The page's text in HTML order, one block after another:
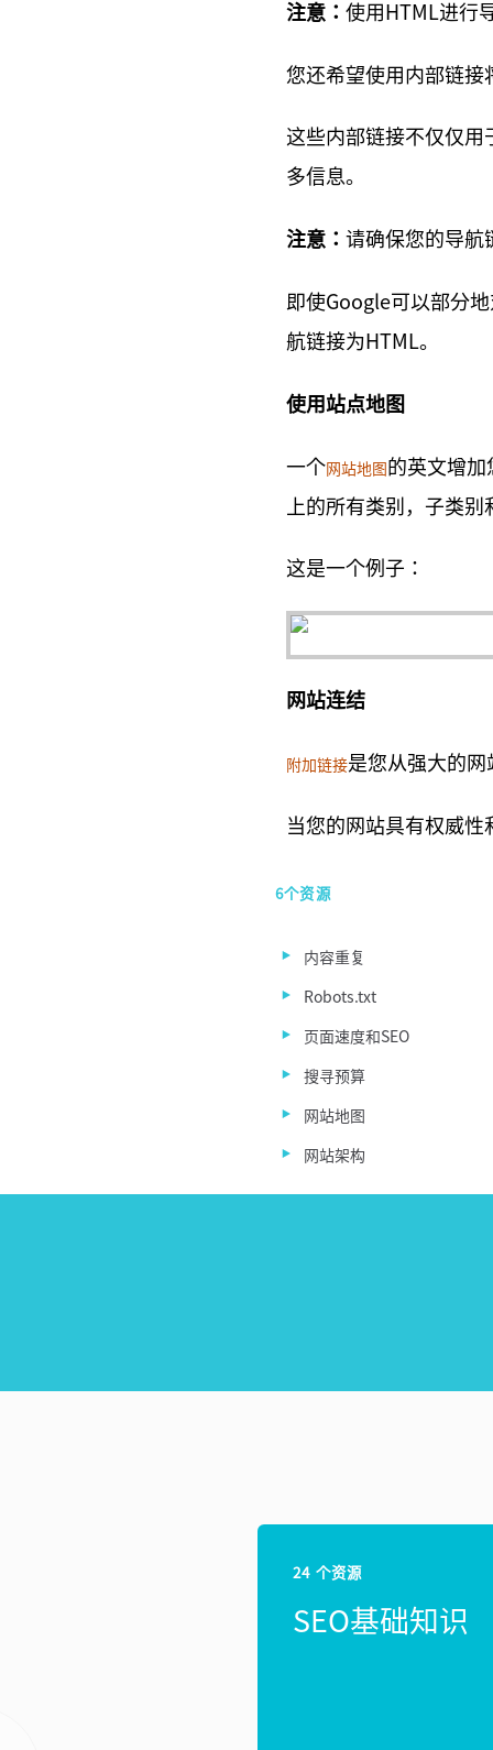
注意： 使用HTML进行
您还希望使用内部链接
这些内部链接不仅仅用
多信息。
注意： 请确保您的导航
即使Google可以部分
航链接为HTML。
使用站点地图
一个网站地图 的英文增加
上的所有类别 ，子类别
这是一个例子：
网站连结
附加链接是您从强大的
当您的网站具有权威
6个资源
内容重复
Robots.txt
页面速度和SEO
搜寻预算
网站地图
网站架构
24 个资源
SEO基础知识